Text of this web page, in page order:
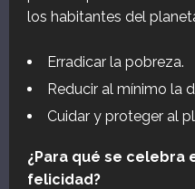
los habitantes del
Erradicar la pobreza.
Reducir al mínimo la
Cuidar y proteger al
¿Para qué se celebra
felicidad?